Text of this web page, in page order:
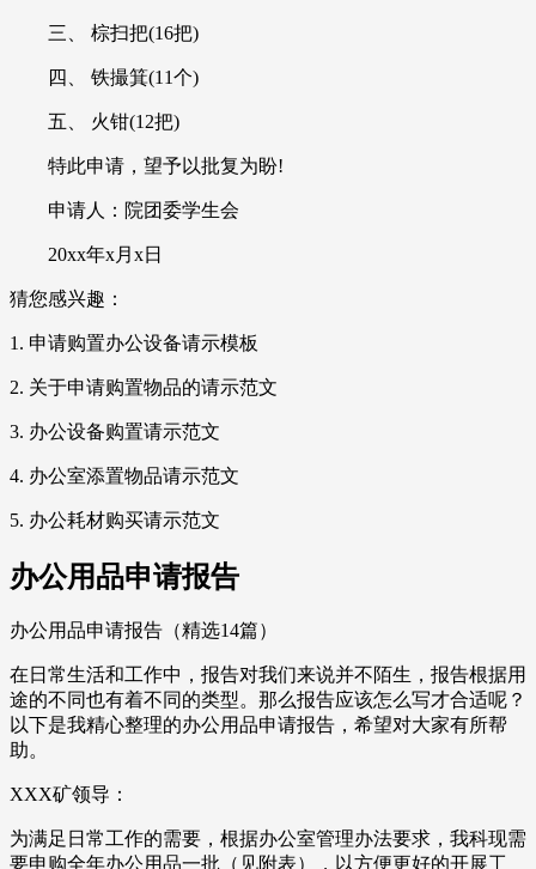
三、 棕扫把(16把)
四、 铁撮箕(11个)
五、 火钳(12把)
特此申请，望予以批复为盼!
申请人：院团委学生会
20xx年x月x日
猜您感兴趣：
1. 申请购置办公设备请示模板
2. 关于申请购置物品的请示范文
3. 办公设备购置请示范文
4. 办公室添置物品请示范文
5. 办公耗材购买请示范文
办公用品申请报告
办公用品申请报告（精选14篇）
在日常生活和工作中，报告对我们来说并不陌生，报告根据用
途的不同也有着不同的类型。那么报告应该怎么写才合适呢？
以下是我精心整理的办公用品申请报告，希望对大家有所帮
助。
XXX矿领导：
为满足日常工作的需要，根据办公室管理办法要求，我科现需
要申购全年办公用品一批（见附表），以方便更好的开展工